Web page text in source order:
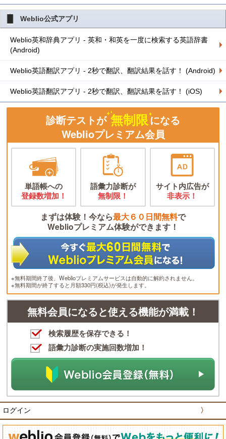
Weblio公式アプリ
Weblio英和辞典アプリ - 英和・和英を一度に検索する英語辞書
(Android)
Weblio英語翻訳アプリ - 2秒で翻訳、翻訳結果を話す！ (Android)
Weblio英語翻訳アプリ - 2秒で翻訳、翻訳結果を話す！ (iOS)
診断テストが 無制限になる
Weblioプレミアム会員
単語帳への
登録数増加！
語彙力診断が
無制限！
サイト内広告が
非表示！
まずは体験！今なら最大６０日間無料で
Weblioプレミアム体験ができます！
※無料期間終了後、Weblioプレミアムサービスは自動的に解約されません。
※無料期間が終了すると月額330円(税込)が発生します。
無料会員になると使える機能が満載！
検索履歴を保存できる！
語彙力診断の実施回数増加！
ログイン 〉